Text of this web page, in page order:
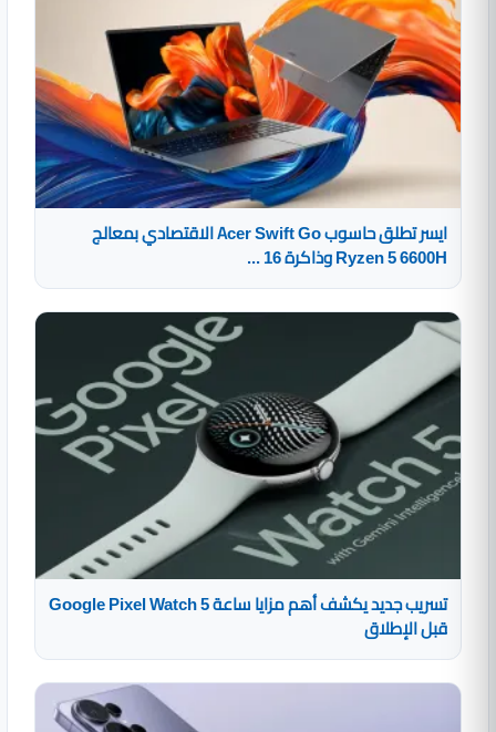
ايسر تطلق حاسوب Acer Swift Go الاقتصادي بمعالج
Ryzen 5 6600H وذاكرة 16 ...
تسريب جديد يكشف أهم مزايا ساعة Google Pixel Watch 5
قبل الإطلاق